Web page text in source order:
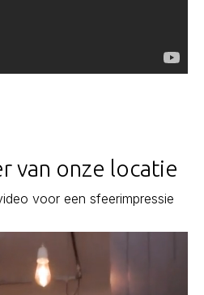
van onze locatie
voor een sfeerimpressie